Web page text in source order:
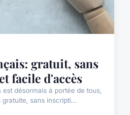
gratuit, sans
facile d'accès
est désormais à portée de tous,
sans inscripti...